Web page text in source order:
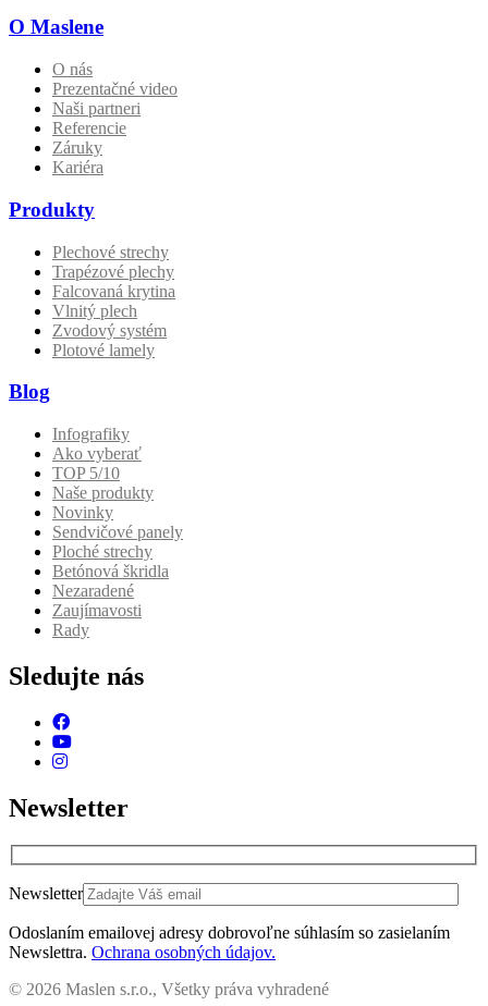
O Maslene
O nás
Prezentačné video
Naši partneri
Referencie
Záruky
Kariéra
Produkty
Plechové strechy
Trapézové plechy
Falcovaná krytina
Vlnitý plech
Zvodový systém
Plotové lamely
Blog
Infografiky
Ako vyberať
TOP 5/10
Naše produkty
Novinky
Sendvičové panely
Ploché strechy
Betónová škridla
Nezaradené
Zaujímavosti
Rady
Sledujte nás
Newsletter
Newsletter
Odoslaním emailovej adresy dobrovoľne súhlasím so zasielaním
Newslettra. Ochrana osobných údajov.
© 2026 Maslen s.r.o., Všetky práva vyhradené